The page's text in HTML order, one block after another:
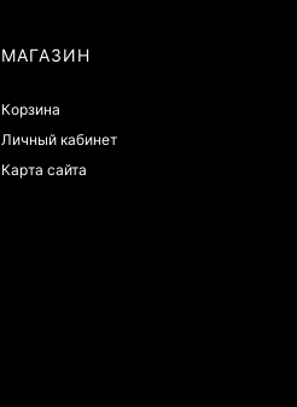
МАГАЗИН
Корзина
Личный кабинет
Карта сайта